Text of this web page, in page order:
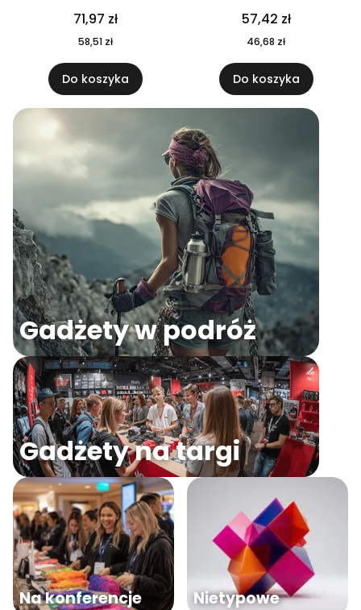
04
71,97 zł
58,51 zł
Do koszyka
57,42 zł
46,68 zł
Do koszyka
Gadżety w podróż
Gadżety na targi
Na konferencje Nietypowe